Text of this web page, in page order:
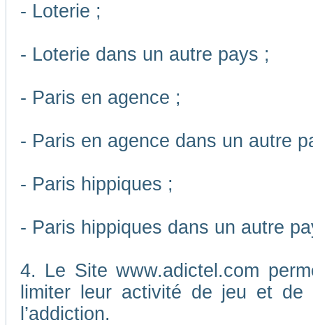
- Loterie ;
- Loterie dans un autre pays ;
- Paris en agence ;
- Paris en agence dans un autre
- Paris hippiques ;
- Paris hippiques dans un autre
4. Le Site www.adictel.com
limiter leur activité de jeu et
l’addiction.